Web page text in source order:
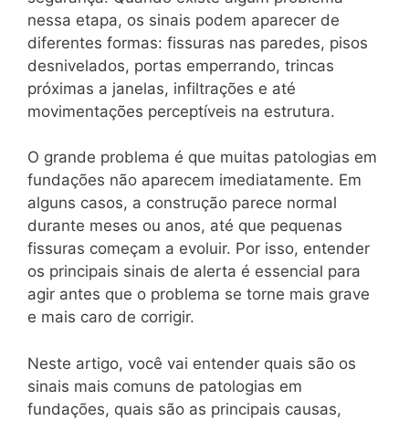
nessa etapa, os sinais podem aparecer de
diferentes formas: fissuras nas paredes, pisos
desnivelados, portas emperrando, trincas
próximas a janelas, infiltrações e até
movimentações perceptíveis na estrutura.
O grande problema é que muitas patologias em
fundações não aparecem imediatamente. Em
alguns casos, a construção parece normal
durante meses ou anos, até que pequenas
fissuras começam a evoluir. Por isso, entender
os principais sinais de alerta é essencial para
agir antes que o problema se torne mais grave
e mais caro de corrigir.
Neste artigo, você vai entender quais são os
sinais mais comuns de patologias em
fundações, quais são as principais causas,